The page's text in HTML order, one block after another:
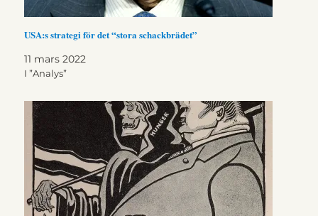
USA:s strategi för det “stora schackbrädet”
11 mars 2022
I ”Analys”